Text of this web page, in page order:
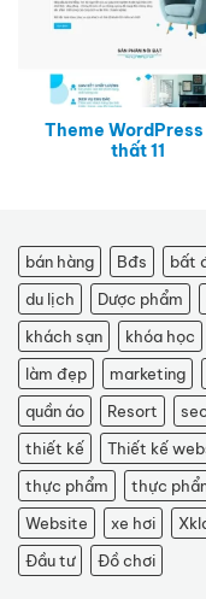
Theme WordPress
thất 11
bán hàng Bđs bất
du lịch
Dược phẩm
khách sạn
khóa học
làm đẹp
marketing
quần áo
Resort
thiết kế
Thiết kế
thực phẩm
thực
Website
xe hơi
Đầu tư
Đồ chơi